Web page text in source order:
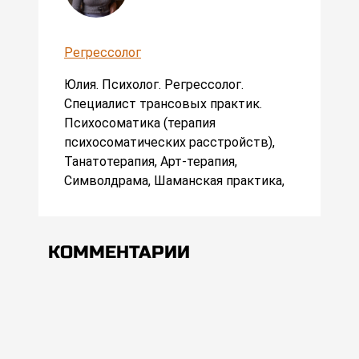
Регрессолог
Юлия. Психолог. Регрессолог.
Специалист трансовых практик.
Психосоматика (терапия
психосоматических расстройств),
Танатотерапия, Арт-терапия,
Символдрама, Шаманская практика,
КОММЕНТАРИИ